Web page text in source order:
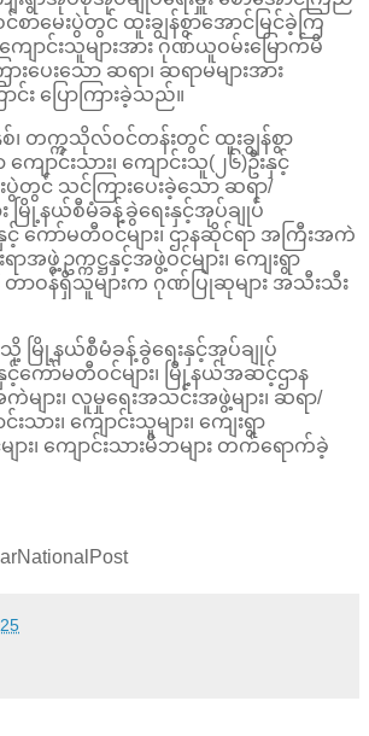
မေးပွဲတွင် ထူးချွန်စွာအောင်မြင်ခဲ့ကြ
ကျောင်းသူများအား ဂုဏ်ယူဝမ်းမြောက်မိ
ားပေးသော ဆရာ၊ ဆရာမများအား
င်း ပြောကြားခဲ့သည်။
၊ တက္ကသိုလ်ဝင်တန်းတွင် ထူးချွန်စွာ
ျောင်းသား၊ ကျောင်းသူ(၂၆)ဦးနှင့်
တွင် သင်ကြားပေးခဲ့သော ဆရာ/
မြို့နယ်စီမံခန့်ခွဲ‌ရေးနှင့်အုပ်ချုပ်
င့် ကော်မတီဝင်များ၊ ဌာနဆိုင်ရာ အကြီးအကဲ
ရာအဖွဲ့ဥက္ကဋ္ဌနှင့်အဖွဲ့ဝင်များ၊ ကျေးရွာ
ာဝန်ရှိသူများက ဂုဏ်ပြုဆုများ အသီးသီး
မြို့နယ်စီမံခန့်ခွဲ‌ရေးနှင့်အုပ်ချုပ်
င့်ကော်မတီဝင်များ၊ မြို့နယ်အဆင့်ဌာန
များ၊ လူမှုရေးအသင်းအဖွဲ့များ၊ ဆရာ/
းသား၊ ကျောင်းသူများ၊ ကျေးရွာ
ား၊ ကျောင်းသားမိဘများ တက်ရောက်ခဲ့